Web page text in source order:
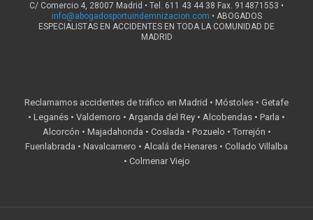
C/ Comercio 4, 28007 Madrid • Tel. 611 43 44 38 Fax. 914871553 •
info@abogadosportuindemnizacion.com • ABOGADOS
ESPECIALISTAS EN ACCIDENTES EN TODA LA COMUNIDAD DE
MADRID
Reclamamos accidentes de tráfico en Madrid • Móstoles • Getafe
• Leganés • Valdemoro • Arganda del Rey • Alcobendas • Parla •
Alcorcón • Majadahonda • Coslada • Pozuelo • Torrejón •
Fuenlabrada • Navalcarnero • Alcalá de Henares • Collado Villalba
• Colmenar Viejo